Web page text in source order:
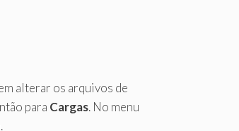
alterar os arquivos de
para Cargas. No menu